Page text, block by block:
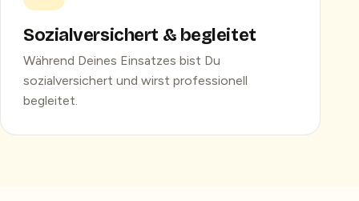
Sozialversichert & begleitet
Während Deines Einsatzes bist Du
sozialversichert und wirst professionell
begleitet.